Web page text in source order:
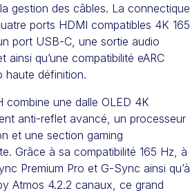
gestion des câbles. La connectique
ports HDMI compatibles 4K 165
port USB-C, une sortie audio
qu’une compatibilité eARC
haute définition.
combine une dalle OLED 4K
anti-reflet avancé, un processeur
et une section gaming
Grâce à sa compatibilité 165 Hz, à
Premium Pro et G-Sync ainsi qu’à
Atmos 4.2.2 canaux, ce grand